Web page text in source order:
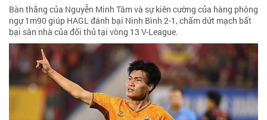
Bàn thắng của Nguyễn Minh Tâm và sự kiên cường của hàng phòng
ngự 1m90 giúp HAGL đánh bại Ninh Bình 2-1, chấm dứt mạch bất
bại sân nhà của đối thủ tại vòng 13 V-League.